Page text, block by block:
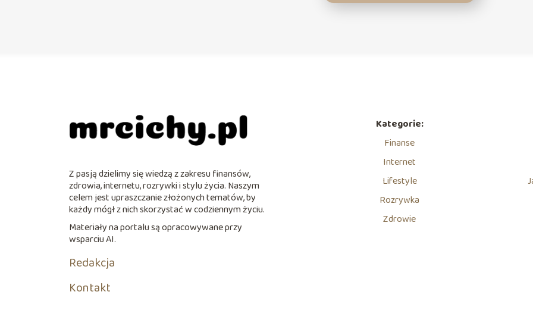
Z pasją dzielimy się wiedzą z zakresu finansów,
zdrowia, internetu, rozrywki i stylu życia. Naszym
celem jest upraszczanie złożonych tematów, by
każdy mógł z nich skorzystać w codziennym życiu.
Materiały na portalu są opracowywane przy
wsparciu AI.
Redakcja
Kontakt
Kategorie:
Finanse
Internet
Lifestyle
Rozrywka
Zdrowie